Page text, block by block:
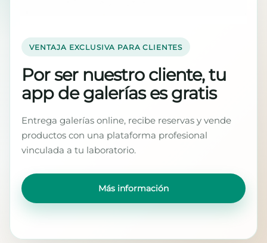
VENTAJA EXCLUSIVA PARA CLIENTES
Por ser nuestro cliente, tu
app de galerías es gratis
Entrega galerías online, recibe reservas y vende
productos con una plataforma profesional
vinculada a tu laboratorio.
Más información